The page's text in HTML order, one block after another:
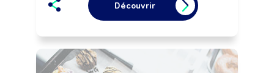
quotidienne à des familles.
Découvrir